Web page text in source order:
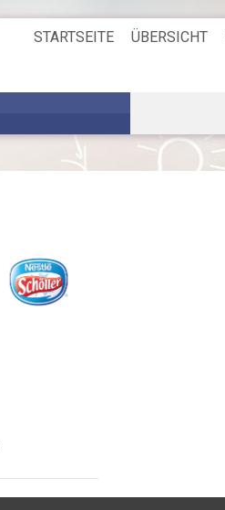
STARTSEITE ÜBERSICHT